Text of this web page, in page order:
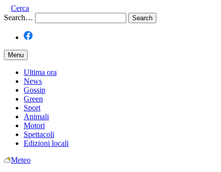
Cerca
Search…
Menu
Ultima ora
News
Gossip
Green
Sport
Animali
Motori
Spettacoli
Edizioni locali
Meteo